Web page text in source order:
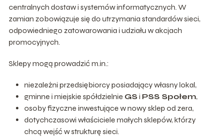
centralnych dostaw i systemów informatycznych. W
zamian zobowiązuje się do utrzymania standardów sieci,
odpowiedniego zatowarowania i udziału w akcjach
promocyjnych.
Sklepy mogą prowadzić m.in.:
niezależni przedsiębiorcy posiadający własny lokal,
gminne i miejskie spółdzielnie GS i PSS Społem,
osoby fizyczne inwestujące w nowy sklep od zera,
dotychczasowi właściciele małych sklepów, którzy
chcą wejść w strukturę sieci.